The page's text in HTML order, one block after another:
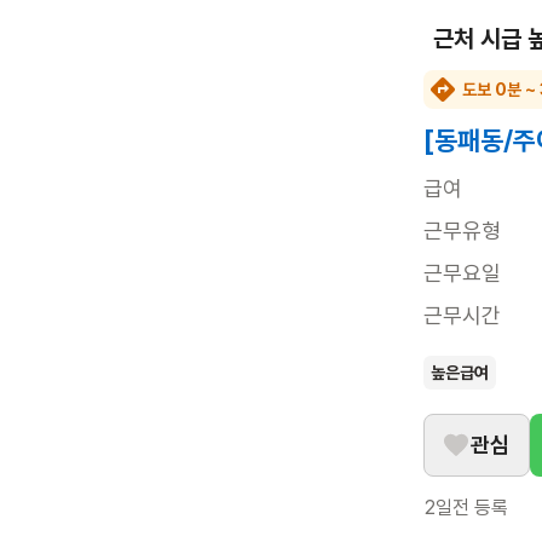
근처 시급
도보 0분 ~
[동패동/주
급여
근무유형
근무요일
근무시간
높은급여
관심
2일전 등록